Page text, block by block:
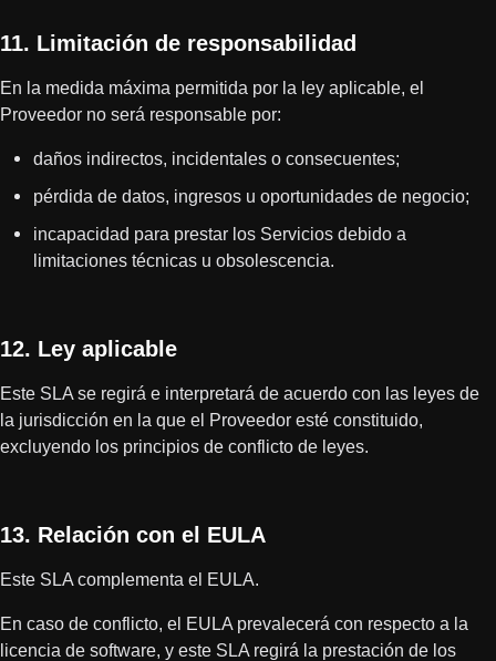
11. Limitación de responsabilidad
En la medida máxima permitida por la ley aplicable, el
Proveedor no será responsable por:
daños indirectos, incidentales o consecuentes;
pérdida de datos, ingresos u oportunidades de negocio;
incapacidad para prestar los Servicios debido a
limitaciones técnicas u obsolescencia.
12. Ley aplicable
Este SLA se regirá e interpretará de acuerdo con las leyes de
la jurisdicción en la que el Proveedor esté constituido,
excluyendo los principios de conflicto de leyes.
13. Relación con el EULA
Este SLA complementa el EULA.
En caso de conflicto, el EULA prevalecerá con respecto a la
licencia de software, y este SLA regirá la prestación de los